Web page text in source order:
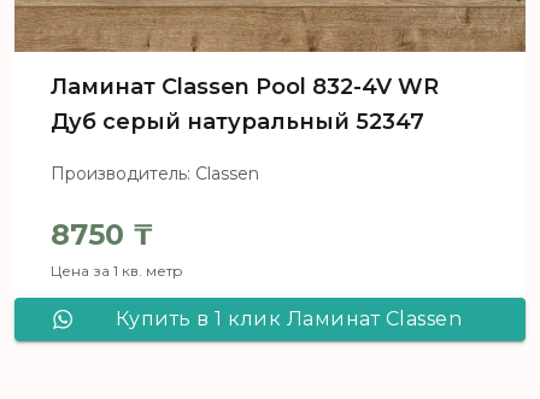
Ламинат Сlassen Pool 832-4V WR
Дуб серый натуральный 52347
Производитель: Classen
8750 ₸
Цена за 1 кв. метр
Купить в 1 клик Ламинат Сlassen